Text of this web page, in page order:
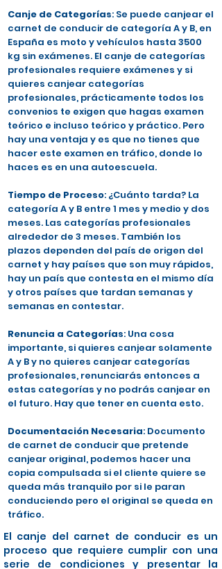
Canje de Categorías: Se puede canjear el
carnet de conducir de categoría A y B, en
España es moto y vehículos hasta 3500
kg sin exámenes. El canje de categorías
profesionales requiere exámenes y si
quieres canjear categorías
profesionales, prácticamente todos los
convenios te exigen que hagas examen
teórico e incluso teórico y práctico. Pero
hay una ventaja y es que no tienes que
hacer este examen en tráfico, donde lo
haces es en una autoescuela.
Tiempo de Proceso: ¿Cuánto tarda? La
categoría A y B entre 1 mes y medio y dos
meses. Las categorías profesionales
alrededor de 3 meses. También los
plazos dependen del país de origen del
carnet y hay países que son muy rápidos,
hay un país que contesta en el mismo día
y otros países que tardan semanas y
semanas en contestar.
Renuncia a Categorías: Una cosa
importante, si quieres canjear solamente
A y B y no quieres canjear categorías
profesionales, renunciarás entonces a
estas categorías y no podrás canjear en
el futuro. Hay que tener en cuenta esto.
Documentación Necesaria: Documento
de carnet de conducir que pretende
canjear original, podemos hacer una
copia compulsada si el cliente quiere se
queda más tranquilo por si le paran
conduciendo pero el original se queda en
tráfico.
El canje del carnet de conducir es un
proceso que requiere cumplir con una
serie de condiciones y presentar la